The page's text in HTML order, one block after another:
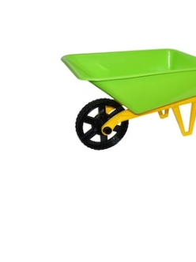
Creioane colorate si carioci
Ghiozdane si genti
Harti de perete si globuri